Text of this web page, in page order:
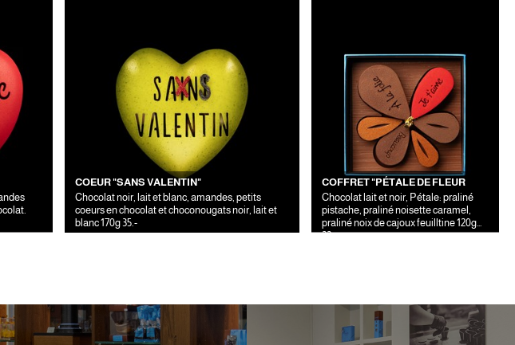
COEUR "SANS VALENTIN"
Chocolat noir, lait et blanc, amandes, petits
coeurs en chocolat et choconougats noir, lait et
blanc 170g 35.-
COFFRET "PÉTALE DE FLEUR
Chocolat lait et noir, Pétale: praliné
pistache, praliné noisette caramel,
praliné noix de cajoux feuilltine 120g
22.-